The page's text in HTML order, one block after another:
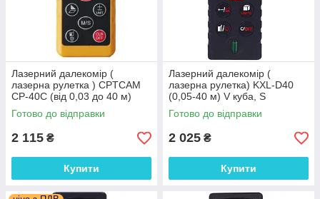
Лазерний далекомір (
лазерна рулетка ) CPTCAM
CP-40С (від 0,03 до 40 м)
проводить вимірювання V, S
Готово до відправки
2 115 ₴
Купити
Лазерний далекомір (
лазерна рулетка) KXL-D40
(0,05-40 м) V куба, S
прямокутника, довжина,
гіпотеннуза
Готово до відправки
2 025 ₴
Купити